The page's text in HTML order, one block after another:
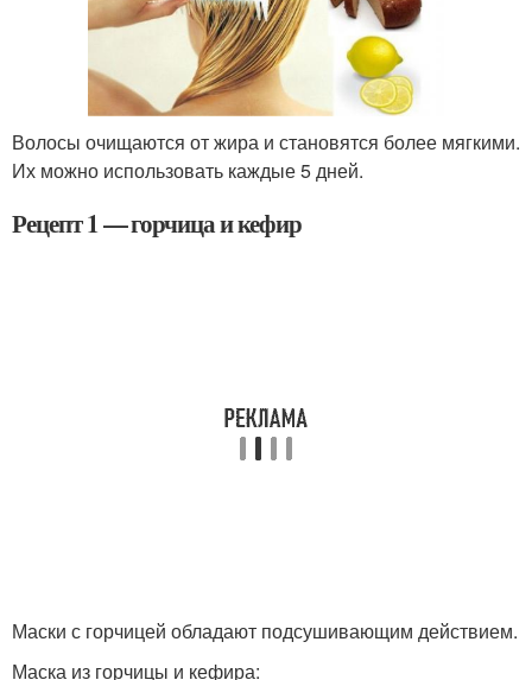
Волосы очищаются от жира и становятся более мягкими.
Их можно использовать каждые 5 дней.
Рецепт 1 — горчица и кефир
Маски с горчицей обладают подсушивающим действием.
Маска из горчицы и кефира: